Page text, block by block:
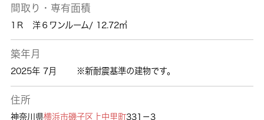
間取り・専有面積
1Ｒ 洋６ワンルーム/ 12.72㎡
築年月
2025年 7月 ※新耐震基準の建物です。
住所
神奈川県横浜市磯子区 上中里町331－3